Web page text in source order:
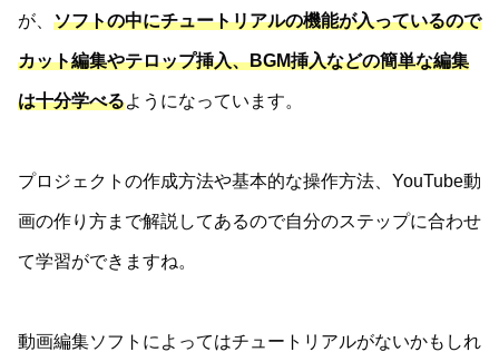
が、 ソフトの中にチュートリアルの機能が入っているので
カット編集やテロップ挿入、BGM挿入などの簡単な編集
は十分学べるようになっています。
プロジェクトの作成方法や基本的な操作方法、YouTube動
画の作り方まで解説してあるので自分のステップに合わせ
て学習ができますね。
動画編集ソフトによってはチュートリアルがないかもしれ